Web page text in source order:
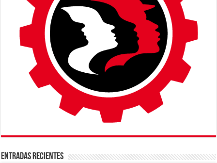
ENTRADAS RECIENTES